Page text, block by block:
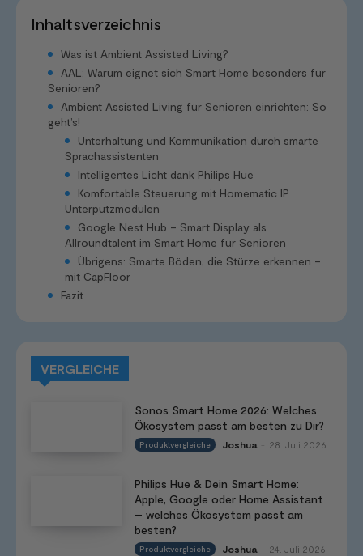
Inhaltsverzeichnis
Was ist Ambient Assisted Living?
AAL: Warum eignet sich Smart Home besonders für
Senioren?
Ambient Assisted Living für Senioren einrichten: So
geht’s!
Unterhaltung und Kommunikation durch smarte
Sprachassistenten
Intelligentes Licht dank Philips Hue
Komfortable Steuerung mit Homematic IP
Unterputzmodulen
Google Nest Hub – Smart Display als
Allroundtalent im Smart Home für Senioren
Übrigens: Smarte Böden, die Stürze erkennen –
mit CapFloor
Fazit
VERGLEICHE
Sonos Smart Home 2026: Welches
Ökosystem passt am besten zu Dir?
Produktvergleiche Joshua 28. Juli 2026
Philips Hue & Dein Smart Home:
Apple, Google oder Home Assistant
– welches Ökosystem passt am
besten?
Produktvergleiche Joshua 24. Juli 2026